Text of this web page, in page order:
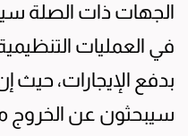
الجهات ذات الصلة
في العمليات
بدفع الإيجارات، حيث
سيبحثون عن الخروج